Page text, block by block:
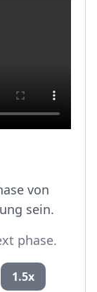
von
sein.
phase.
1.5x